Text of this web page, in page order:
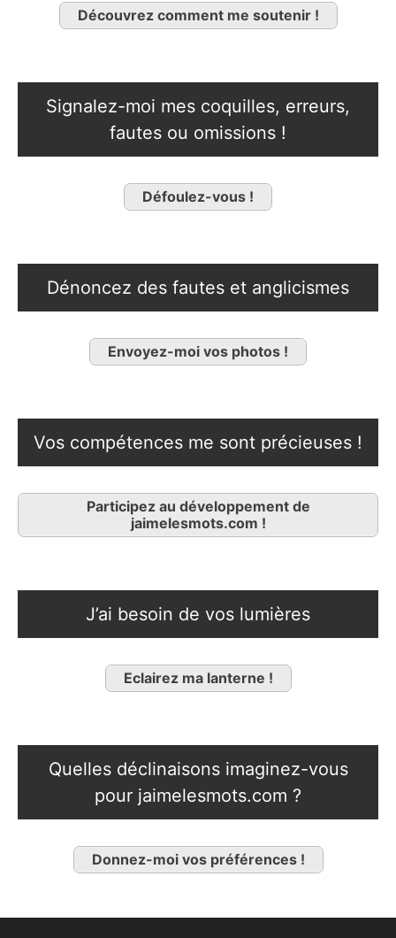
Découvrez comment me soutenir !
Signalez-moi mes coquilles, erreurs,
fautes ou omissions !
Défoulez-vous !
Dénoncez des fautes et anglicismes
Envoyez-moi vos photos !
Vos compétences me sont précieuses !
Participez au développement de
jaimelesmots.com !
J’ai besoin de vos lumières
Eclairez ma lanterne !
Quelles déclinaisons imaginez-vous
pour jaimelesmots.com ?
Donnez-moi vos préférences !